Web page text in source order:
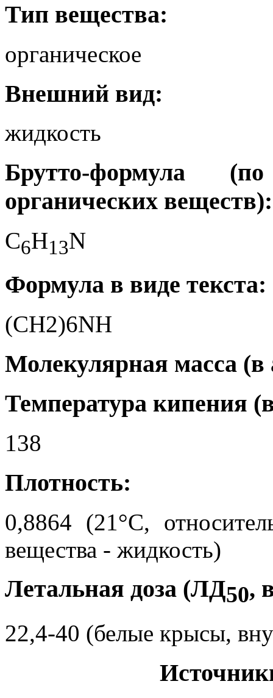
Тип вещества:
органическое
Внешний вид:
жидкость
Брутто-формула
органических веществ):
C6H13N
Формула в виде текста:
(CH2)6NH
Молекулярная масса (в
Температура кипения
138
Плотность:
0,8864 (21°C,
вещества - жидкость)
Летальная доза (ЛД50,
22,4-40 (белые крысы,